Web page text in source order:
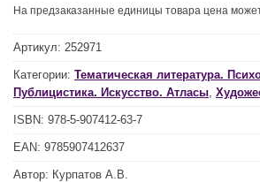
На предзаказанные единицы товара цена
Артикул: 252971
Категории: Тематическая литература.
Публицистика. Искусство. Атласы
ISBN: 978-5-907412-63-7
EAN: 9785907412637
Автор: Курпатов А.В.